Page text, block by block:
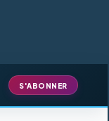
S'ABONNER